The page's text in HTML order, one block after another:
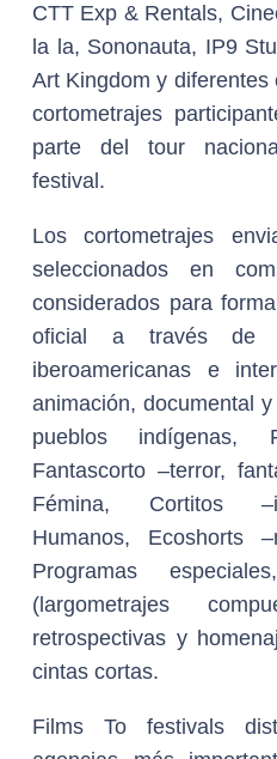
CTT Exp & Rentals,
la la, Sononauta, IP9
Art Kingdom y
cortometrajes
parte del tour
festival.
Los cortometrajes
seleccionados en
considerados para
oficial a través de
iberoamericanas e
animación, documental
pueblos indígenas,
Fantascorto –terror,
Fémina, Cortitos
Humanos, Ecoshorts
Programas
(largometrajes
retrospectivas y
cintas cortas.
Films To festivals